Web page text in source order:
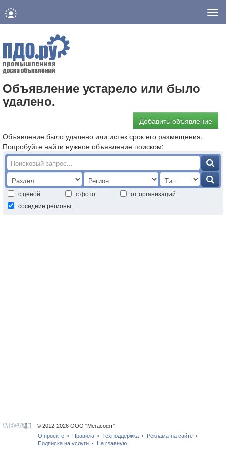
Объявление устарело или было
удалено.
Добавить объявление
Объявление было удалено или истек срок его размещения.
Попробуйте найти нужное объявление поиском:
с ценой с фото
от организаций
соседние регионы
© 2012-2026 ООО "Мегасофт"
О проекте • Правила • Техподдержка • Реклама на сайте •
Подписка на услуги • На главную